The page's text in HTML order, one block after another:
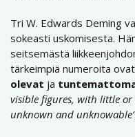
Tri W. Edwards Deming
sokeasti uskomisesta.
seitsemästä
tärkeimpiä numeroita ovat
olevat ja
visible figures, with little
unknown and